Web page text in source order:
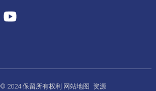
2024 保留所有权利 网站地图 资源